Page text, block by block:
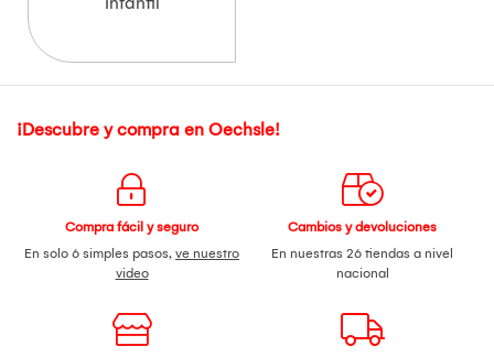
¡Descubre y compra en Oechsle!
Compra fácil y seguro
En solo 6 simples pasos, ve nuestro
video
Cambios y devoluciones
En nuestras 26 tiendas a nivel
nacional